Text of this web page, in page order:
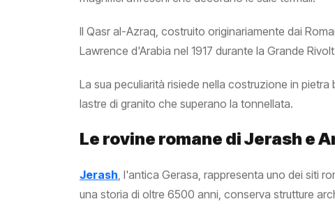
Il Qasr al-Azraq, costruito originariamente dai
Lawrence d'Arabia nel 1917 durante la Grande
La sua peculiarità risiede nella costruzione in
lastre di granito che superano la tonnellata.
Le rovine romane di Jerash e
Jerash, l'antica Gerasa, rappresenta uno dei siti
una storia di oltre 6500 anni, conserva strutture